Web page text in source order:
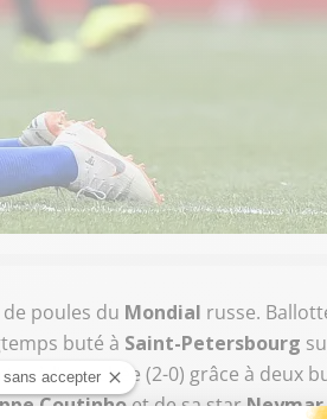
poules du Mondial russe.
buté à Saint-Petersbourg
à l’arrachée (2-0) grâce à deux
Coutinhoet de sa starNeymar